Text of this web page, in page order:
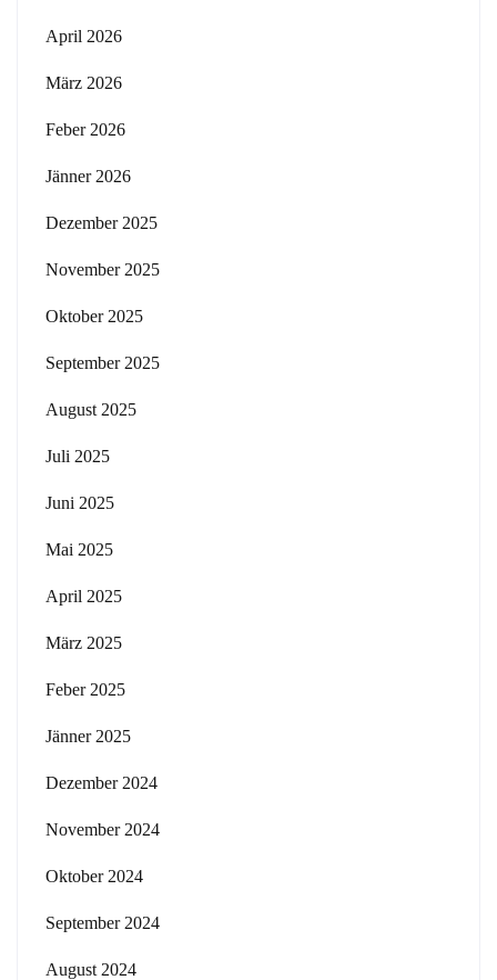
April 2026
März 2026
Feber 2026
Jänner 2026
Dezember 2025
November 2025
Oktober 2025
September 2025
August 2025
Juli 2025
Juni 2025
Mai 2025
April 2025
März 2025
Feber 2025
Jänner 2025
Dezember 2024
November 2024
Oktober 2024
September 2024
August 2024